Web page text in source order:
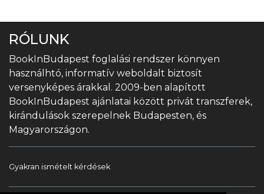
RÓLUNK
BookInBudapest foglalási rendszer könnyen
használhtó, informatív weboldalt biztosít
versenyképes árakkal. 2009-ben alapított
BookInBudapest ajánlatai között privát transzferek,
kirándulások szerepelnek Budapesten, és
Magyarországon.
Gyakran ismételt kérdések